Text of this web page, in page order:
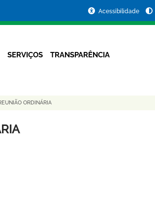
Acessibilidade
SERVIÇOS TRANSPARÊNCIA
ORDINÁRIA